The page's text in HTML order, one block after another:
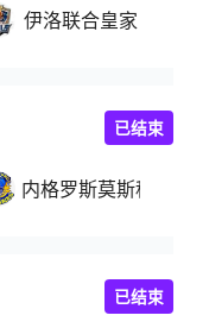
伊洛联合皇家
内格罗斯莫斯科瓦多
已结束
已结束